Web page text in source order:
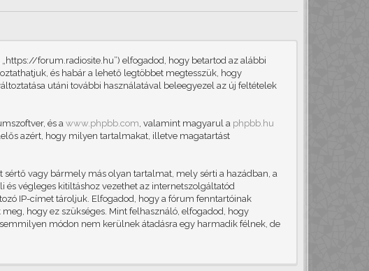
„https://forum.radiosite.hu”) elfogadod, hogy betartod az alábbi
és habár a lehető legtöbbet megtesszük, hogy
utáni további használatával beleegyezel az új feltételek
és a www.phpbb.com, valamint magyarul a phpbb.hu
azért, hogy milyen tartalmakat, illetve magatartást
vagy bármely más olyan tartalmat, mely sérti a hazádban, a
végleges kitiltáshoz vezethet az internetszolgáltatód
IP-címet tároljuk. Elfogadod, hogy a fórum fenntartóinak
hogy ez szükséges. Mint felhasználó, elfogadod, hogy
módon nem kerülnek átadásra egy harmadik félnek, de